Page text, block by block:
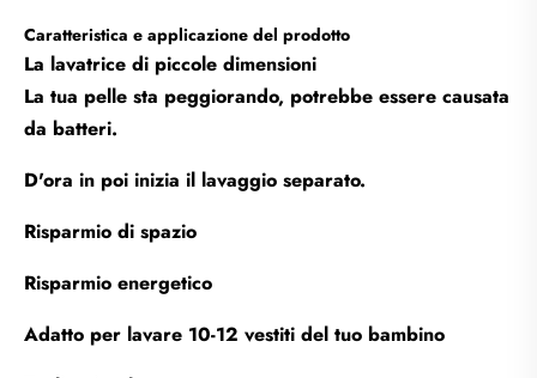
Caratteristica e applicazione del prodotto
La lavatrice di piccole dimensioni
La tua pelle sta peggiorando, potrebbe essere causata
da batteri.
D'ora in poi inizia il lavaggio separato.
Risparmio di spazio
Risparmio energetico
Adatto per lavare 10-12 vestiti del tuo bambino